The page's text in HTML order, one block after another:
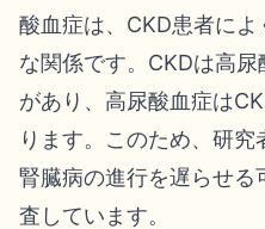
酸血症は、CKD患者に
な関係です。CKDは高
があり、高尿酸血症は
ります。このため、研
腎臓病の進行を遅らせる
査しています。